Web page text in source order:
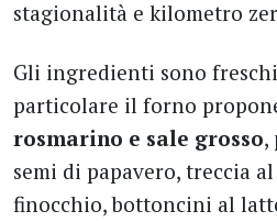
stagionalità e kilometro
Gli ingredienti sono
particolare il forno
rosmarino e sale grosso,
semi di papavero, treccia
finocchio, bottoncini al